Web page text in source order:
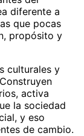
diferente a
que pocas
propósito y
culturales y
activa
la sociedad
y eso
de cambio.